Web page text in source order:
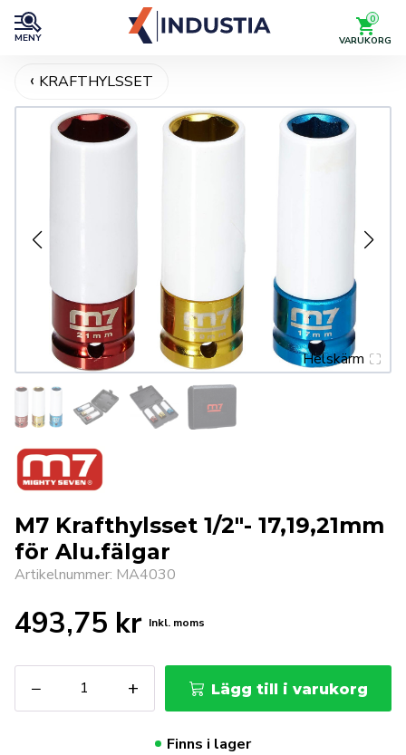
MENY
0
VARUKORG
KRAFTHYLSSET
Helskärm
M7 Krafthylsset 1/2″- 17,19,21mm
för Alu.fälgar
Artikelnummer: MA4030
493,75 kr Inkl. moms
−
Krafthylsset
1/2"-
+ Lägg till i varukorg
Finns i lager